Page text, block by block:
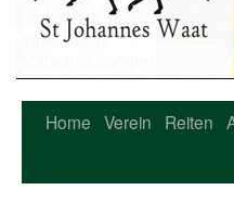
Zum
Home Verein Reiten